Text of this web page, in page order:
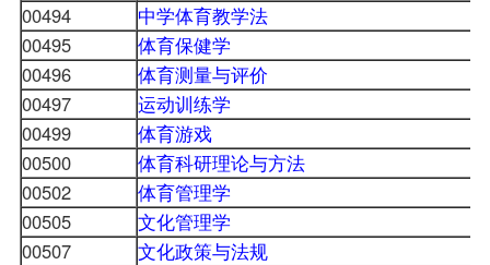
00494
中学体育教学法
00495
体育保健学
00496
体育测量与评价
00497
运动训练学
00499
体育游戏
00500
体育科研理论与方法
00502
体育管理学
00505
文化管理学
00507
文化政策与法规